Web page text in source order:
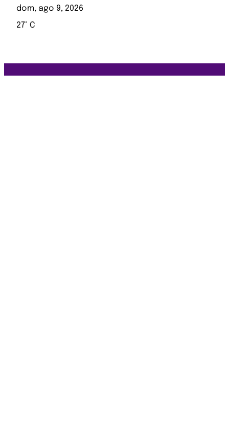
dom, ago 9, 2026
27° C